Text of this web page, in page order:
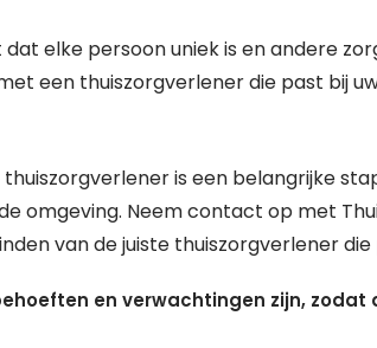
elke persoon uniek is en andere
een thuiszorgverlener die past bij
thuiszorgverlener is een belangrijke
omgeving. Neem contact op met
van de juiste thuiszorgverlener
en verwachtingen zijn,